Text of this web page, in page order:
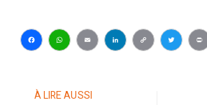
Facebook
WhatsApp
EmailLinkedIn
Copy
À LIRE AUSSI